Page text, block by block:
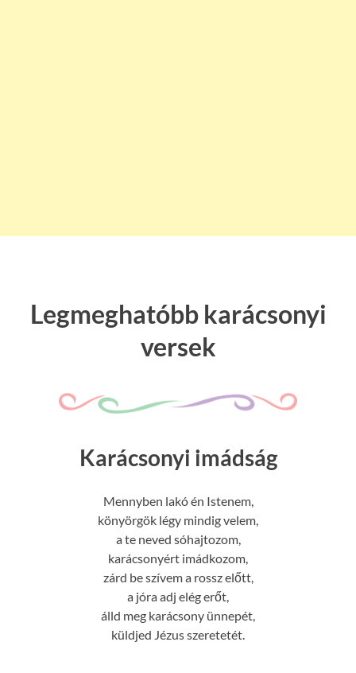
Legmeghatóbb karácsonyi
versek
Karácsonyi imádság
Mennyben lakó én Istenem,
könyörgök légy mindig velem,
a te neved sóhajtozom,
karácsonyért imádkozom,
zárd be szívem a rossz előtt,
a jóra adj elég erőt,
álld meg karácsony ünnepét,
küldjed Jézus szeretetét.